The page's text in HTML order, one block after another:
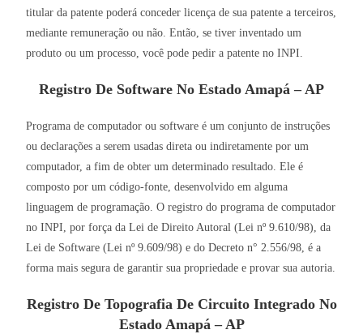
titular da patente poderá conceder licença de sua patente a terceiros,
mediante remuneração ou não. Então, se tiver inventado um
produto ou um processo, você pode pedir a patente no INPI.
Registro De Software No Estado Amapá – AP
Programa de computador ou software é um conjunto de instruções
ou declarações a serem usadas direta ou indiretamente por um
computador, a fim de obter um determinado resultado. Ele é
composto por um código-fonte, desenvolvido em alguma
linguagem de programação. O registro do programa de computador
no INPI, por força da Lei de Direito Autoral (Lei nº 9.610/98), da
Lei de Software (Lei nº 9.609/98) e do Decreto n° 2.556/98, é a
forma mais segura de garantir sua propriedade e provar sua autoria.
Registro De Topografia De Circuito Integrado No
Estado Amapá – AP